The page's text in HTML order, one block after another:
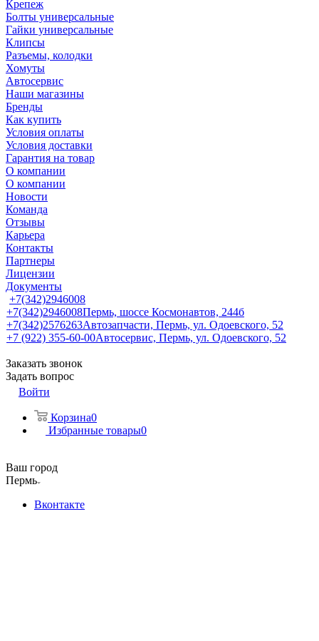
Крепеж
Болты универсальные
Гайки универсальные
Клипсы
Разъемы, колодки
Хомуты
Автосервис
Наши магазины
Бренды
Как купить
Условия оплаты
Условия доставки
Гарантия на товар
О компании
О компании
Новости
Команда
Отзывы
Карьера
Контакты
Партнеры
Лицензии
Документы
+7(342)2946008
+7(342)2946008Пермь, шоссе Космонавтов, 244б
+7(342)2576263Автозапчасти, Пермь, ул. Одоевского, 52
+7 (922) 355-60-00Автосервис, Пермь, ул. Одоевского, 52
Заказать звонок
Задать вопрос
Войти
Корзина0
Избранные товары0
Ваш город
Пермь
Вконтакте